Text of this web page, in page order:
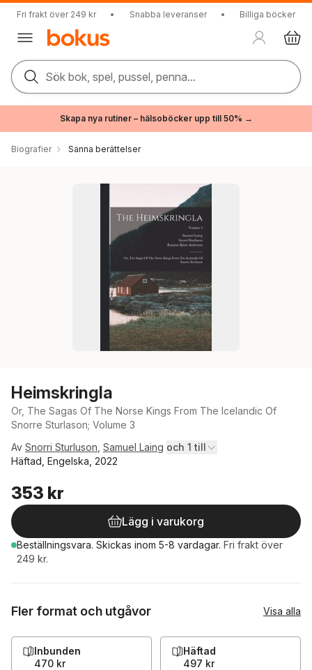
Fri frakt över 249 kr • Snabba leveranser • Billiga böcker
Sök bok, spel, pussel, penna...
Skapa nya rutiner – hälsoböcker upp till 50% →
Biografier Sanna berättelser
Heimskringla
Or, The Sagas Of The Norse Kings From The Icelandic Of
Snorre Sturlason; Volume 3
Av Snorri Sturluson Samuel Laing och 1 till
Häftad, Engelska, 2022
353 kr
Lägg i varukorg
Beställningsvara. Skickas inom 5-8 vardagar. Fri frakt över
249 kr.
Fler format och utgåvor Visa alla
Inbunden
470 kr
Häftad
497 kr